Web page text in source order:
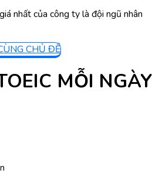
nhất của công ty là đội ngũ nhân
CHỦ ĐỀ
MỖI NGÀY